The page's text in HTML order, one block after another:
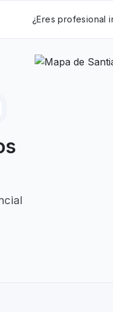
¿Eres profesional